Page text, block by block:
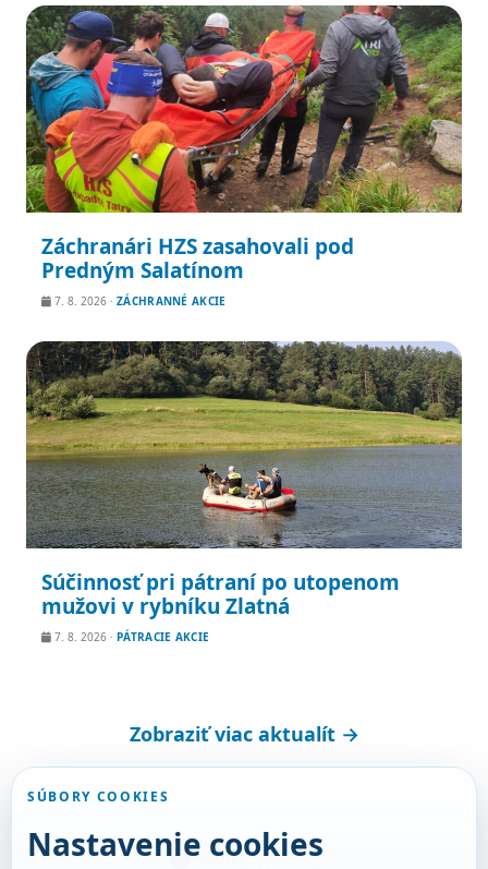
Záchranári HZS zasahovali pod
Predným Salatínom
7. 8. 2026 · ZÁCHRANNÉ AKCIE
Súčinnosť pri pátraní po utopenom
mužovi v rybníku Zlatná
7. 8. 2026 · PÁTRACIE AKCIE
Zobraziť viac aktualít →
SÚBORY COOKIES
Nastavenie cookies